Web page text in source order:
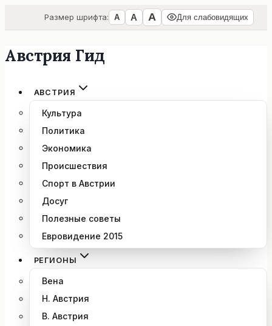
Размер шрифта: А А А Для слабовидящих
Перейти
содержимому
Австрия Гид
АВСТРИЯ
Культура
Политика
Экономика
Происшествия
Спорт в Австрии
Досуг
Полезные советы
Евровидение 2015
РЕГИОНЫ
Вена
Н. Австрия
В. Австрия